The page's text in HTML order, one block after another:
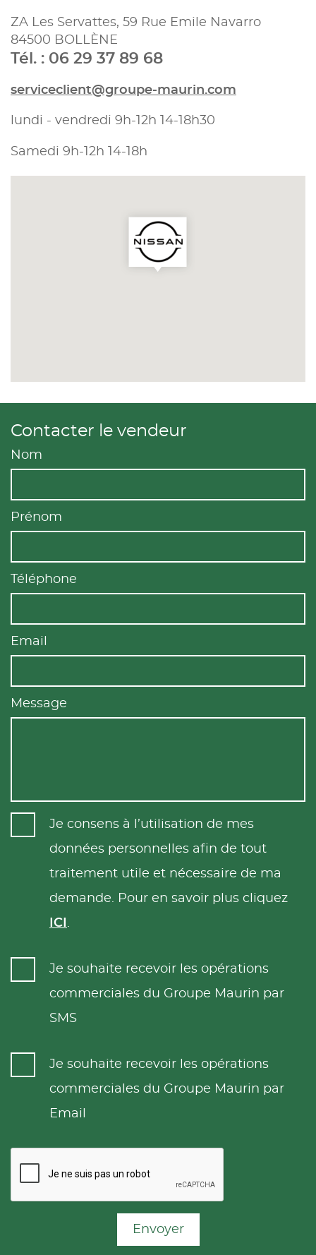
ZA Les Servattes, 59 Rue Emile Navarro
84500 BOLLÈNE
Tél. : 06 29 37 89 68
serviceclient@groupe-maurin.com
lundi - vendredi 9h-12h 14-18h30
Samedi 9h-12h 14-18h
Contacter le vendeur
Nom
Prénom
Téléphone
Email
Message
Je consens à l’utilisation de mes
données personnelles afin de tout
traitement utile et nécessaire de ma
demande. Pour en savoir plus cliquez
ICI .
Je souhaite recevoir les opérations
commerciales du Groupe Maurin par
SMS
Je souhaite recevoir les opérations
commerciales du Groupe Maurin par
Email
Envoyer